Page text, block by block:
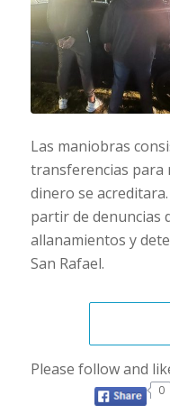
Las maniobras
transferencias para
dinero se
partir de denuncias
allanamientos y
San Rafael.
Please follow and
0